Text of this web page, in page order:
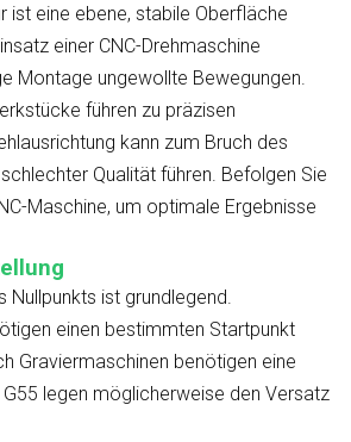
ist eine ebene, stabile Oberfläche
einer CNC-Drehmaschine
Montage ungewollte Bewegungen.
führen zu präzisen
kann zum Bruch des
Qualität führen. Befolgen Sie
Maschine, um optimale Ergebnisse
Nullpunkts ist grundlegend.
einen bestimmten Startpunkt
Graviermaschinen benötigen eine
legen möglicherweise den Versatz